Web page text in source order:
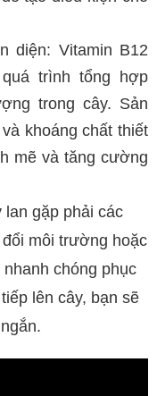
diện: Vitamin B12
trình tổng hợp
trong cây. Sản
khoáng chất thiết
mẽ và tăng cường
lan gặp phải các
môi trường hoặc
chóng phục
lên cây, bạn sẽ